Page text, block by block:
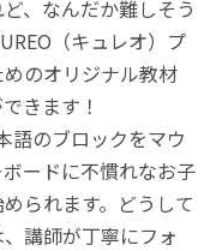
、なんだか難しそう
（キュレオ）プ
のオリジナル教材
きます！
語のブロックをマウ
ードに不慣れなお子
られます。どうして
講師が丁寧にフォ